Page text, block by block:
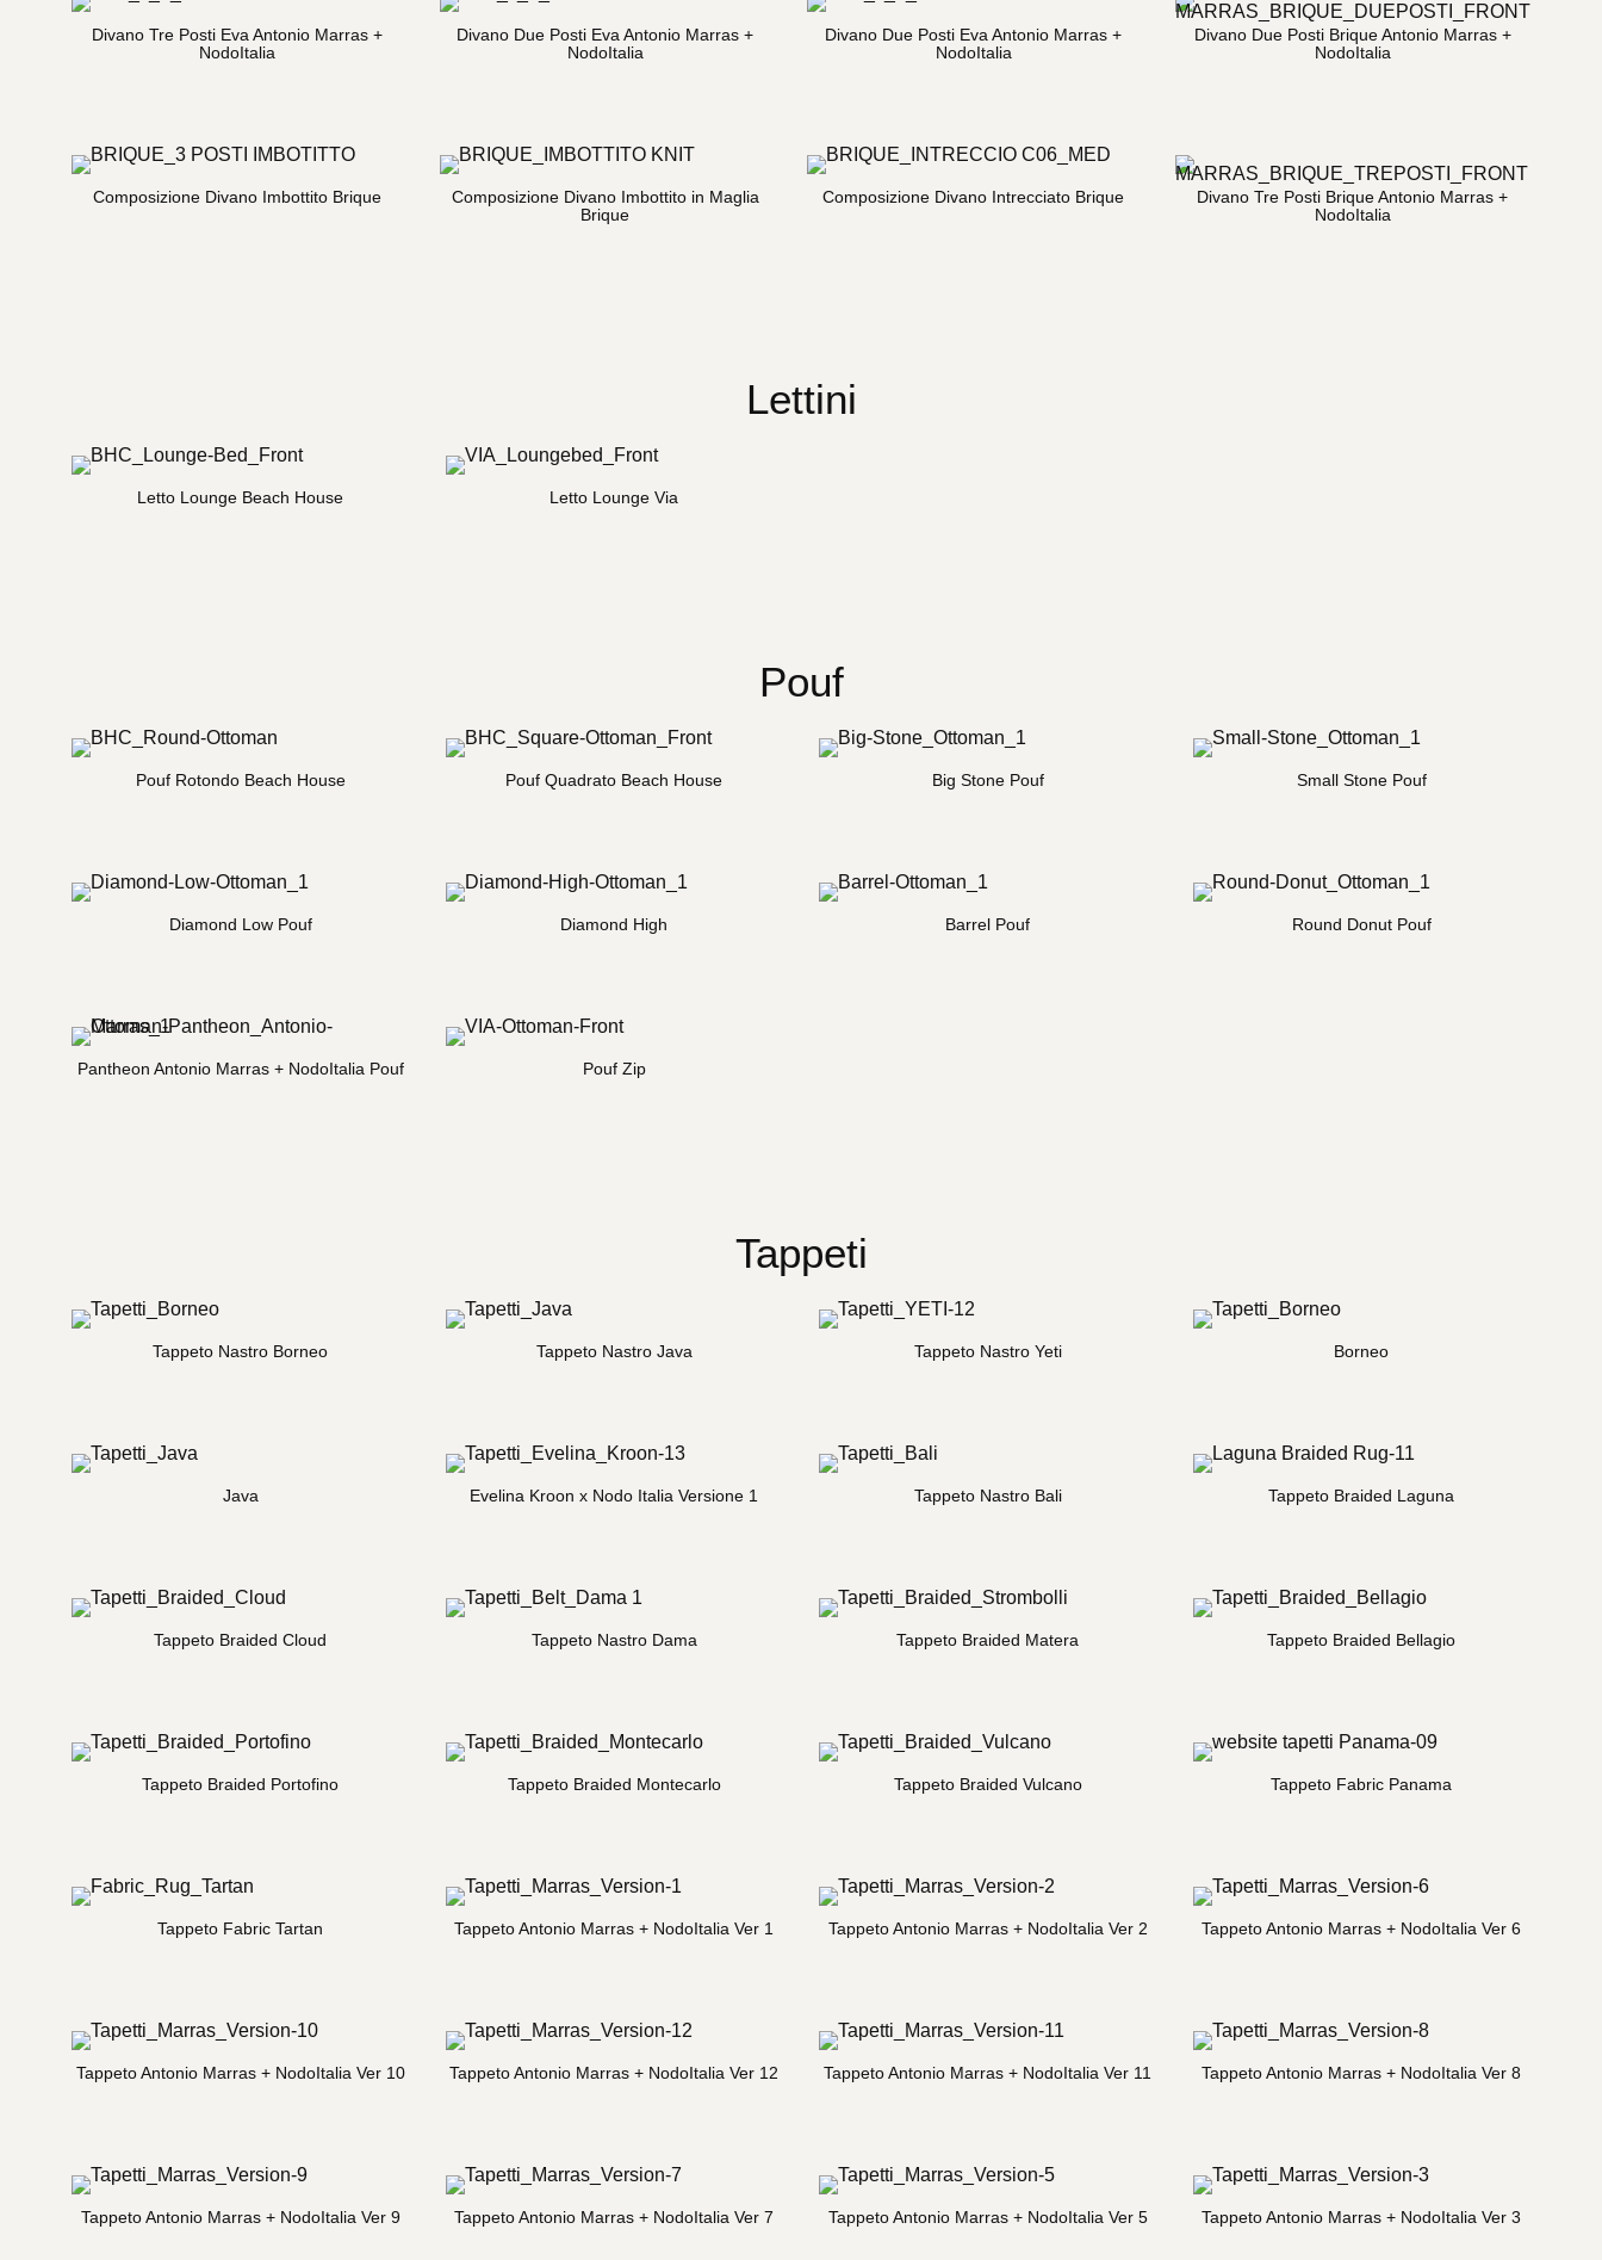
Divano Tre Posti Eva Antonio Marras +
NodoItalia
Divano Due Posti Eva Antonio Marras +
NodoItalia
Divano Due Posti Eva Antonio Marras +
NodoItalia
Divano Due Posti Brique Antonio Marras +
NodoItalia
Composizione Divano Imbottito Brique
Composizione Divano Imbottito in Maglia
Brique
Composizione Divano Intrecciato Brique
Divano Tre Posti Brique Antonio Marras +
NodoItalia
Lettini
Letto Lounge Beach House Letto Lounge Via
Pouf
Pouf Rotondo Beach House Pouf Quadrato Beach House Big Stone Pouf Small Stone Pouf
Diamond Low Pouf Diamond High Barrel Pouf Round Donut Pouf
Pantheon Antonio Marras + NodoItalia Pouf Pouf Zip
Tappeti
Tappeto Nastro Borneo Tappeto Nastro Java Tappeto Nastro Yeti Borneo
Java Evelina Kroon x Nodo Italia Versione 1 Tappeto Nastro Bali Tappeto Braided Laguna
Tappeto Braided Cloud Tappeto Nastro Dama Tappeto Braided Matera Tappeto Braided Bellagio
Tappeto Braided Portofino Tappeto Braided Montecarlo Tappeto Braided Vulcano Tappeto Fabric Panama
Tappeto Fabric Tartan Tappeto Antonio Marras + NodoItalia Ver 1 Tappeto Antonio Marras + NodoItalia Ver 2 Tappeto Antonio Marras + NodoItalia Ver 6
Tappeto Antonio Marras + NodoItalia Ver 10 Tappeto Antonio Marras + NodoItalia Ver 12 Tappeto Antonio Marras + NodoItalia Ver 11 Tappeto Antonio Marras + NodoItalia Ver 8
Tappeto Antonio Marras + NodoItalia Ver 9 Tappeto Antonio Marras + NodoItalia Ver 7 Tappeto Antonio Marras + NodoItalia Ver 5 Tappeto Antonio Marras + NodoItalia Ver 3